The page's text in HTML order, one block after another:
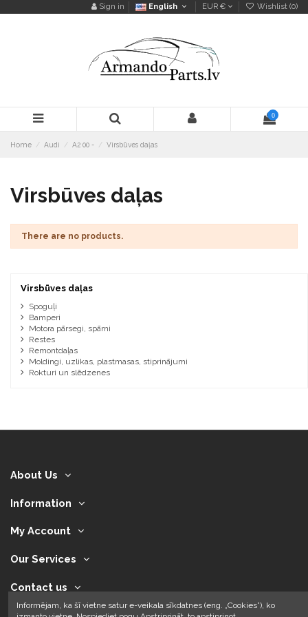
Sign in English EUR € Wishlist (0)
0
Home Audi A2 00 - Virsbūves daļas
Virsbūves daļas
There are no products.
Virsbūves daļas
Spoguļi
Bamperi
Motora pārsegi, spārni
Restes
Remontdaļas
Moldingi, uzlikas, plastmasas, stiprinājumi
Rokturi un slēdzenes
About Us
Information
My Account
Our Services
Contact us
Informējam, ka šī vietne satur e-veikala sīkdatnes (eng. „Cookies”), ko